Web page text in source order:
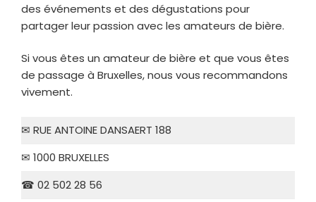
des événements et des dégustations pour
partager leur passion avec les amateurs de bière.
Si vous êtes un amateur de bière et que vous êtes
de passage à Bruxelles, nous vous recommandons
vivement.
✉ RUE ANTOINE DANSAERT 188
✉ 1000 BRUXELLES
☎ 02 502 28 56